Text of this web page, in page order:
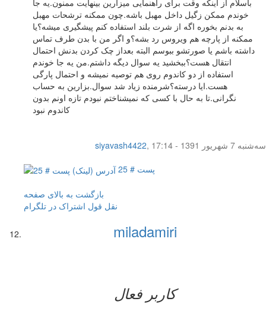
خوندم ممکن زگیل داخل مهبل باشه.چون ممکنه ترشحات مهبل
به بدنم بخوره اگه از شرت بلند استفاده کنم پیشگیری میشه؟یا
ممکنه از پارچه هم ویروس رد بشه؟و اگر من با بدن طرف تماس
داشته باشم یا صورتشو ببوسم البته بعداز چک کردن بدنش احتمال
انتقال هست؟ببخشید یه سوال دیگه داشتم.من یه جا خوندم
استفاده از دو کاندوم روی هم توصیه نمیشه و احتمال پارگی
هست.ایا درسته؟شرمنده زیاد شد سوال.بزارین به حساب
نگرانی.تا به حال با کسی که نمیشناختم نبودم تازه اونم بدون
کاندوم نبود
siyavash4422,
سه‌شنبه 7 شهریور 1391 - 17:14
پست # 25
بازگشت به بالای صفحه
نقل قول اشتراک در تلگرام
miladamiri
کاربر فعال